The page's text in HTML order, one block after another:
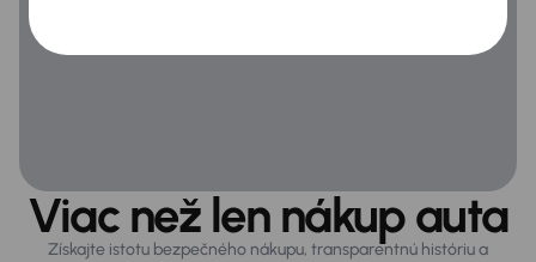
360° parkovacia kamera
ABS
Viac než len nákup auta
Získajte istotu bezpečného nákupu, transparentnú históriu a